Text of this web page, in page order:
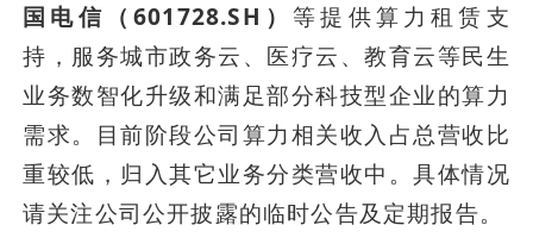
国电信（601728.SH）等提供算力租赁支
持，服务城市政务云、医疗云、教育云等民生
业务数智化升级和满足部分科技型企业的算力
需求。目前阶段公司算力相关收入占总营收比
重较低，归入其它业务分类营收中。具体情况
请关注公司公开披露的临时公告及定期报告。